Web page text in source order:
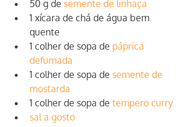
50 g de semente de linhaça
1 xícara de chá de água bem
quente
1 colher de sopa de páprica
defumada
1 colher de sopa de semente de
mostarda
1 colher de sopa de tempero curry
sal a gosto